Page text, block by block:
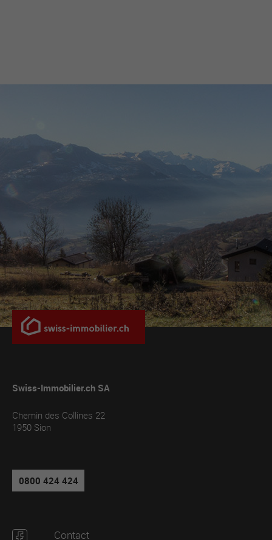
Swiss-Immobilier.ch SA
Chemin des Collines 22
1950 Sion
0800 424 424
Contact